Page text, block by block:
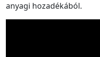
anyagi hozadékából.